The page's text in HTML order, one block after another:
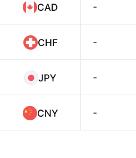
CAD -
CHF -
JPY -
CNY -